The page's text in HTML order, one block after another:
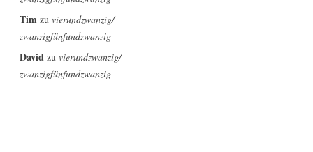
Tim zu vierundzwanzig/
zwanzigfünfundzwanzig
David zu vierundzwanzig/
zwanzigfünfundzwanzig